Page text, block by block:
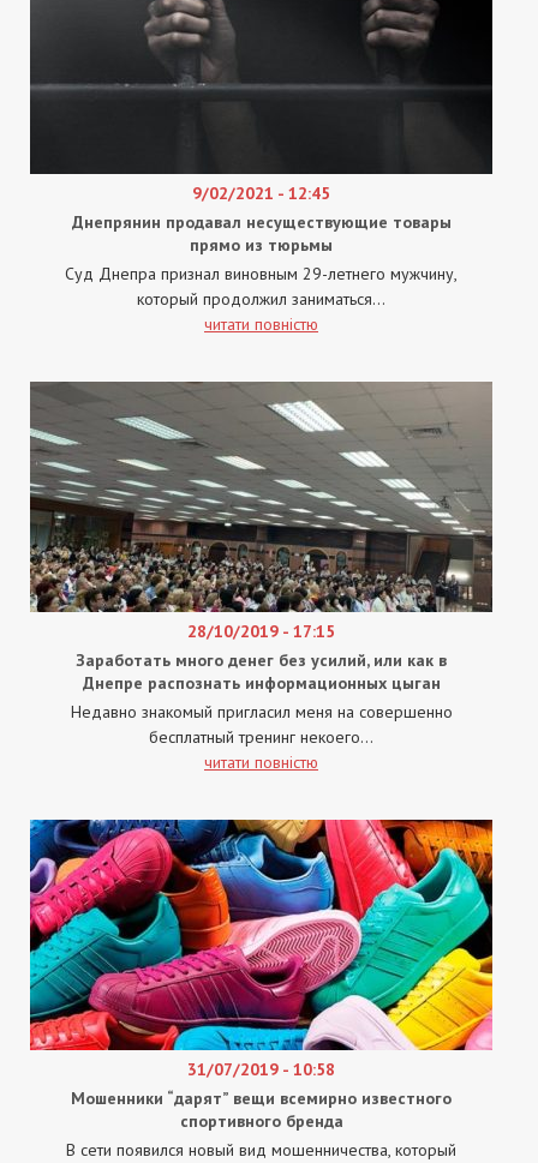
9/02/2021 - 12:45
Днепрянин продавал несуществующие товары
прямо из тюрьмы
Суд Днепра признал виновным 29-летнего мужчину,
который продолжил заниматься...
читати повністю
28/10/2019 - 17:15
Заработать много денег без усилий, или как в
Днепре распознать информационных цыган
Недавно знакомый пригласил меня на совершенно
бесплатный тренинг некоего...
читати повністю
31/07/2019 - 10:58
Мошенники “дарят” вещи всемирно известного
спортивного бренда
В сети появился новый вид мошенничества, который